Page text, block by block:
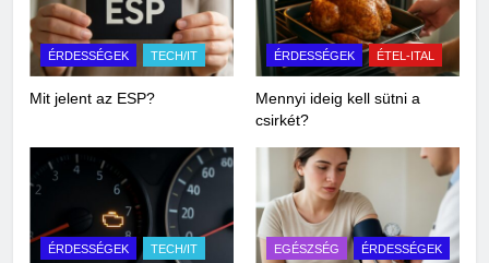
ÉRDESSÉGEK TECH/IT
Mit jelent az ESP?
ÉRDESSÉGEK ÉTEL-ITAL
Mennyi ideig kell sütni a
csirkét?
ÉRDESSÉGEK TECH/IT EGÉSZSÉG ÉRDESSÉGEK